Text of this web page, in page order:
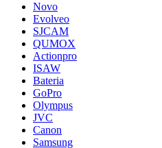
Novo
Evolveo
SJCAM
QUMOX
Actionpro
ISAW
Bateria
GoPro
Olympus
JVC
Canon
Samsung